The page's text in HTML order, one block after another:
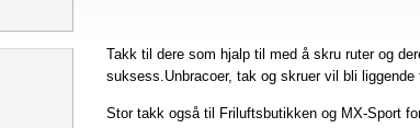
Takk til dere som hjalp til med å skru ruter og
suksess.Unbracoer, tak og skruer vil bli
Stor takk også til Friluftsbutikken og MX-Sport